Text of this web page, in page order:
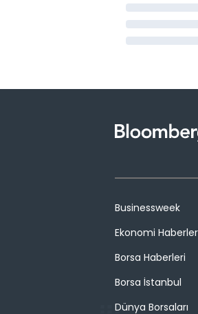
Businessweek
Ekonomi
Borsa Haberleri
Borsa İstanbul
Dünya Borsaları